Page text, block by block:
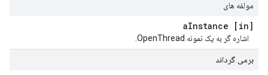
مولفه های
[in] a
Instance
اشاره گر به یک نمونه OpenThread.
برمی گرداند